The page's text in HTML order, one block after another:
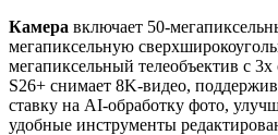
Камера включает 50-
мегапиксельную
мегапиксельный телеобъектив с
S26+ снимает 8K-видео,
ставку на AI-обработку фото,
удобные инструменты